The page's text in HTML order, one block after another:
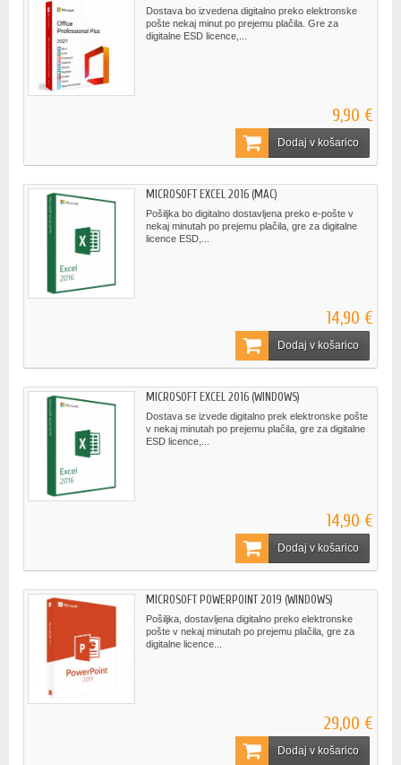
Dostava bo izvedena digitalno preko elektronske
pošte nekaj minut po prejemu plačila. Gre za
digitalne ESD licence,...
9,90 €
Dodaj v košarico
MICROSOFT EXCEL 2016 (MAC)
Pošiljka bo digitalno dostavljena preko e-pošte v
nekaj minutah po prejemu plačila, gre za digitalne
licence ESD,...
14,90 €
Dodaj v košarico
MICROSOFT EXCEL 2016 (WINDOWS)
Dostava se izvede digitalno prek elektronske pošte
v nekaj minutah po prejemu plačila, gre za digitalne
ESD licence,...
14,90 €
Dodaj v košarico
MICROSOFT POWERPOINT 2019 (WINDOWS)
Pošiljka, dostavljena digitalno preko elektronske
pošte v nekaj minutah po prejemu plačila, gre za
digitalne licence...
29,00 €
Dodaj v košarico